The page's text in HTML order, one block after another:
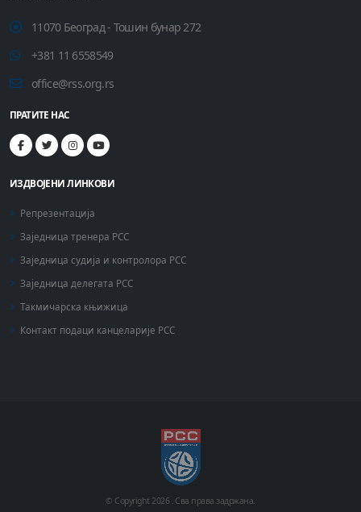
11070 Београд - Тошин бунар 272
+381 11 6558549
office@rss.org.rs
ПРАТИТЕ НАС
ИЗДВОЈЕНИ ЛИНКОВИ
Репрезентација
Заједница тренера РСС
Заједница судија и контролора РСС
Заједница делегата РСС
Такмичарска књижица
Контакт подаци канцеларије РСС
© Copyright2026 . Сва права задржана.